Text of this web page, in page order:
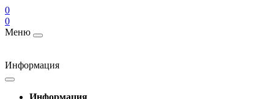
0
0
Меню
Информация
Информация